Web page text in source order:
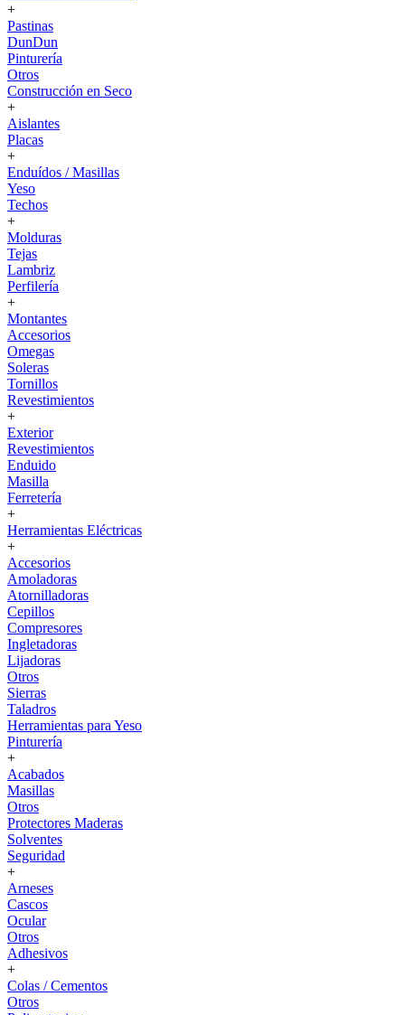
+
Pastinas
DunDun
Pinturería
Otros
Construcción en Seco
+
Aislantes
Placas
+
Enduídos / Masillas
Yeso
Techos
+
Molduras
Tejas
Lambriz
Perfilería
+
Montantes
Accesorios
Omegas
Soleras
Tornillos
Revestimientos
+
Exterior
Revestimientos
Enduido
Masilla
Ferretería
+
Herramientas Eléctricas
+
Accesorios
Amoladoras
Atornilladoras
Cepillos
Compresores
Ingletadoras
Lijadoras
Otros
Sierras
Taladros
Herramientas para Yeso
Pinturería
+
Acabados
Masillas
Otros
Protectores Maderas
Solventes
Seguridad
+
Arneses
Cascos
Ocular
Otros
Adhesivos
+
Colas / Cementos
Otros